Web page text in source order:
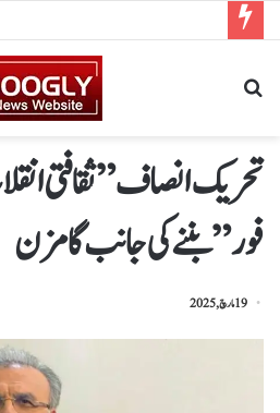
تحریک انصاف ” ثقافتی
فور ” بننے کی جانب گامزن
19 مارچ, 2025